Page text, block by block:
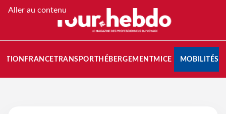
Aller au contenu
FRANCETRANSPORT HÉBERGEMENTMICE MOBILITÉS